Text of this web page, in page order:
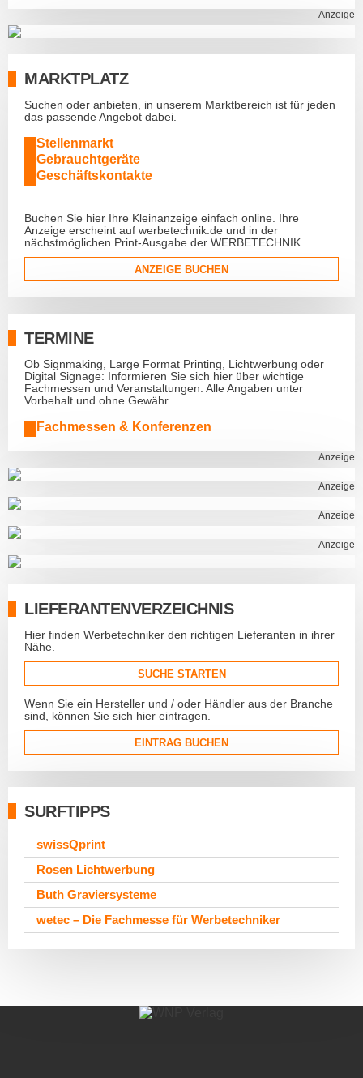
Anzeige
MARKTPLATZ
Suchen oder anbieten, in unserem Marktbereich ist für jeden
das passende Angebot dabei.
Stellenmarkt
Gebrauchtgeräte
Geschäftskontakte
Buchen Sie hier Ihre Kleinanzeige einfach online. Ihre
Anzeige erscheint auf werbetechnik.de und in der
nächstmöglichen Print-Ausgabe der WERBETECHNIK.
ANZEIGE BUCHEN
TERMINE
Ob Signmaking, Large Format Printing, Lichtwerbung oder
Digital Signage: Informieren Sie sich hier über wichtige
Fachmessen und Veranstaltungen. Alle Angaben unter
Vorbehalt und ohne Gewähr.
Fachmessen & Konferenzen
Anzeige
Anzeige
Anzeige
Anzeige
LIEFERANTENVERZEICHNIS
Hier finden Werbetechniker den richtigen Lieferanten in ihrer
Nähe.
SUCHE STARTEN
Wenn Sie ein Hersteller und / oder Händler aus der Branche
sind, können Sie sich hier eintragen.
EINTRAG BUCHEN
SURFTIPPS
swissQprint
Rosen Lichtwerbung
Buth Graviersysteme
wetec – Die Fachmesse für Werbetechniker